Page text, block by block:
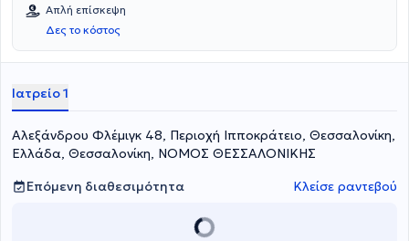
Απλή επίσκεψη
Δες το κόστος
Ιατρείο 1
Αλεξάνδρου Φλέμιγκ 48, Περιοχή Ιπποκράτειο, Θεσσαλονίκη,
Ελλάδα, Θεσσαλονίκη, ΝΟΜΟΣ ΘΕΣΣΑΛΟΝΙΚΗΣ
Επόμενη διαθεσιμότητα
Κλείσε ραντεβού